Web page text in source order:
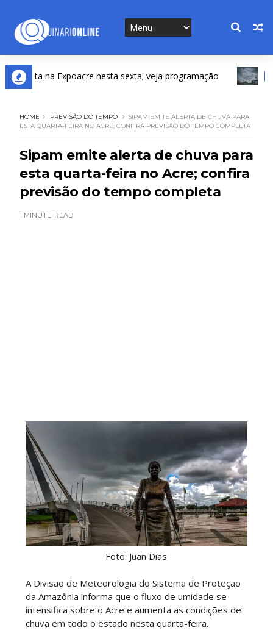
na Expoacre nesta sexta; veja programação
HOME PREVISÃO DO TEMPO
SIPAM EMITE ALERTA DE CHUVA PARA
ESTA QUARTA-FEIRA NO ACRE; CONFIRA PREVISÃO DO TEMPO COMPLETA
Sipam emite alerta de chuva para
esta quarta-feira no Acre; confira
previsão do tempo completa
1 MINUTE READ
Foto: Juan Dias
A Divisão de Meteorologia do Sistema de Proteção
da Amazônia informa que o fluxo de umidade se
intensifica sobre o Acre e aumenta as condições de
chuva em todo o estado nesta quarta-feira.